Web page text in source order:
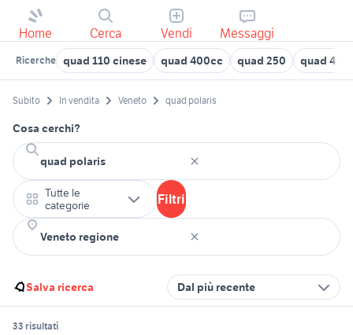
Home Cerca Vendi Messaggi
Ricerche quad 110 cinese quad 400cc quad 250 quad 4x4
Subito In vendita Veneto quad polaris
Cosa cerchi?
Tutte le
categorie
Filtri
Salva ricerca Dal più recente
33 risultati